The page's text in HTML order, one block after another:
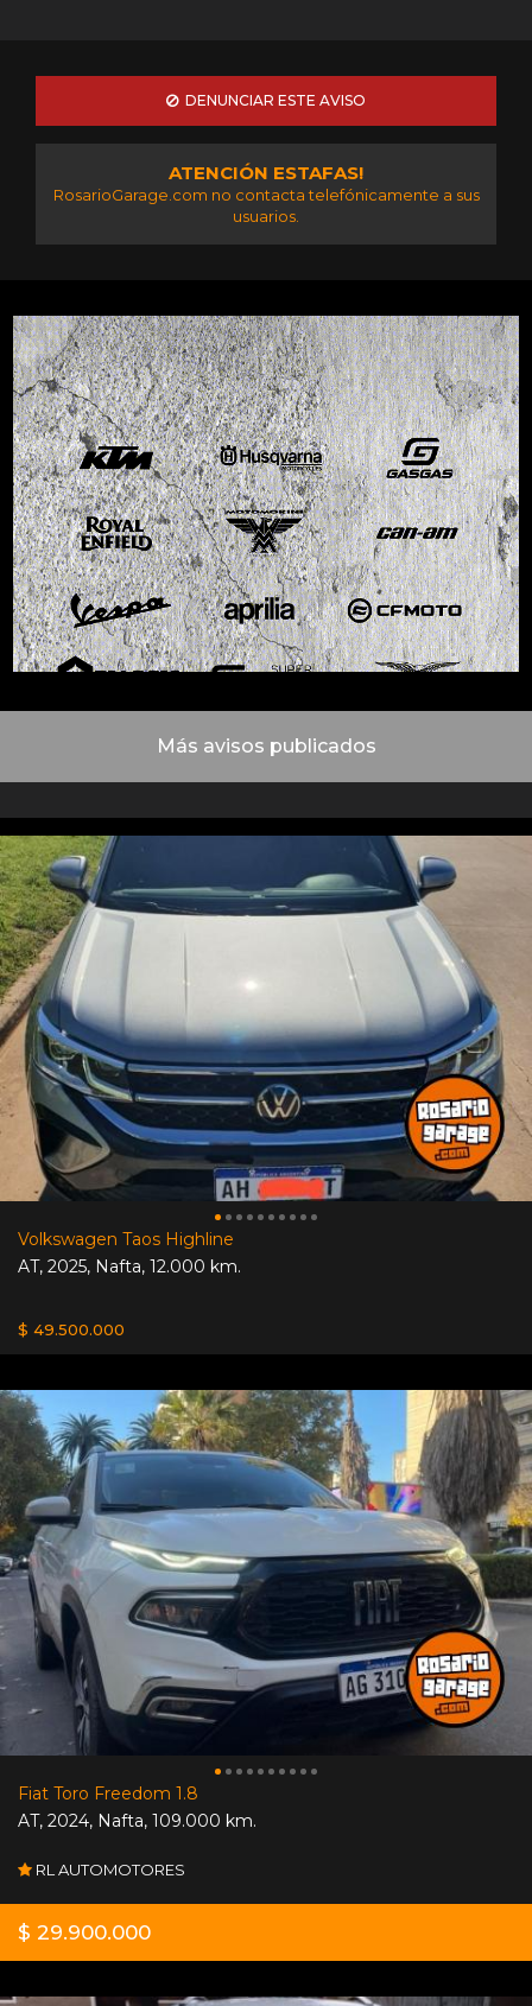
DENUNCIAR ESTE AVISO
ATENCIÓN ESTAFAS!
RosarioGarage.com no contacta telefónicamente a sus
usuarios.
Más avisos publicados
Volkswagen Taos Highline
AT, 2025, Nafta, 12.000 km.
$ 49.500.000
Fiat Toro Freedom 1.8
AT, 2024, Nafta, 109.000 km.
RL AUTOMOTORES
$ 29.900.000